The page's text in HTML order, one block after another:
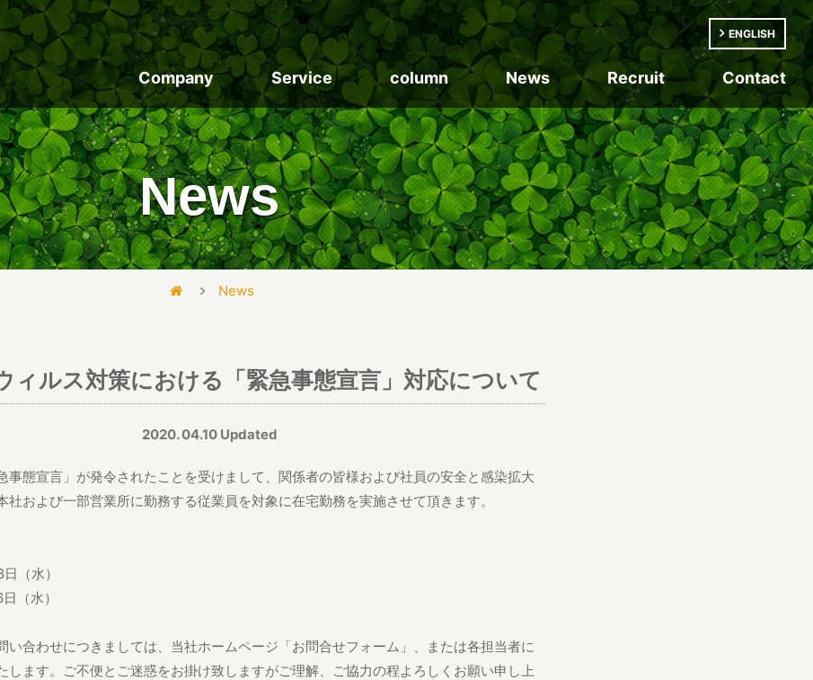
Company Service column News Recruit Contact
ENGLISH
News
News
ィルス対策における「緊急事態宣言」対応について
2020. 04.10 Updated
事態宣言」が発令されたことを受けまして、関係者の皆様および社員の安全と感染拡大
社および一部営業所に勤務する従業員を対象に在宅勤務を実施させて頂きます。
（水）
（水）
い合わせにつきましては、当社ホームページ「お問合せフォーム」、または各担当者に
します。ご不便とご迷惑をお掛け致しますがご理解、ご協力の程よろしくお願い申し上